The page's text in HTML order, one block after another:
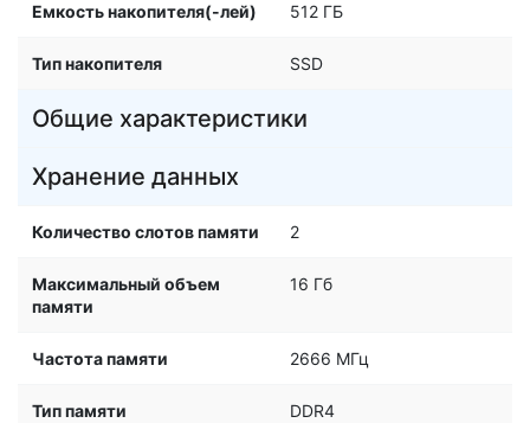
Емкость накопителя(-лей) 512 ГБ
Тип накопителя SSD
Общие характеристики
Хранение данных
Количество слотов памяти 2
Максимальный объем
памяти
16 Гб
Частота памяти 2666 МГц
Тип памяти DDR4